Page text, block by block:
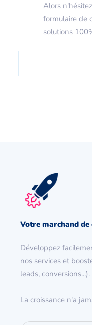
Alors
formulaire de
solutions
Votre marchand de
Développez
nos services et
leads, conversions...).
La croissance n'a